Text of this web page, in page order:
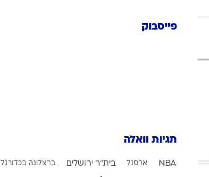
פודקאסטים
אבא של שבת
פוקר
פייסבוק
תגיות וואלה
NBA ארסנל בית"ר ירושלים ברצלונה בכדורגל